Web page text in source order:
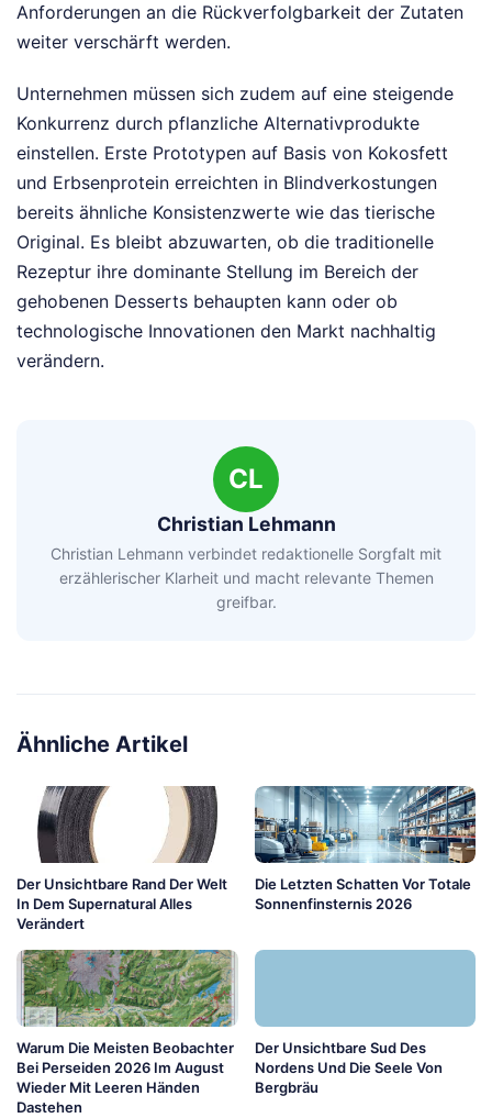
Anforderungen an die Rückverfolgbarkeit der Zutaten
weiter verschärft werden.
Unternehmen müssen sich zudem auf eine steigende
Konkurrenz durch pflanzliche Alternativprodukte
einstellen. Erste Prototypen auf Basis von Kokosfett
und Erbsenprotein erreichten in Blindverkostungen
bereits ähnliche Konsistenzwerte wie das tierische
Original. Es bleibt abzuwarten, ob die traditionelle
Rezeptur ihre dominante Stellung im Bereich der
gehobenen Desserts behaupten kann oder ob
technologische Innovationen den Markt nachhaltig
verändern.
CL
Christian Lehmann
Christian Lehmann verbindet redaktionelle Sorgfalt mit
erzählerischer Klarheit und macht relevante Themen
greifbar.
Ähnliche Artikel
Der Unsichtbare Rand Der Welt
In Dem Supernatural Alles
Verändert
Die Letzten Schatten Vor Totale
Sonnenfinsternis 2026
Warum Die Meisten Beobachter
Bei Perseiden 2026 Im August
Wieder Mit Leeren Händen
Dastehen
Der Unsichtbare Sud Des
Nordens Und Die Seele Von
Bergbräu